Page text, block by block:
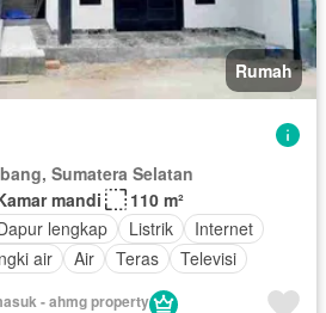
Rumah
Sumatera Selatan
mandi
110 m²
lengkap Listrik
Internet
air Air Teras
Televisi
- ahmg property